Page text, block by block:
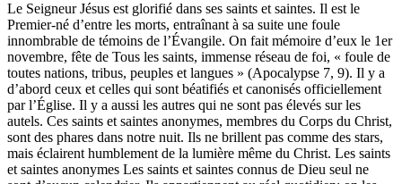
Le Seigneur Jésus est glorifié dans ses saints et saintes. Il est le
Premier-né d’entre les morts, entraînant à sa suite une foule
innombrable de témoins de l’Évangile. On fait mémoire d’eux le 1er
novembre, fête de Tous les saints, immense réseau de foi, « foule de
toutes nations, tribus, peuples et langues » (Apocalypse 7, 9). Il y a
d’abord ceux et celles qui sont béatifiés et canonisés officiellement
par l’Église. Il y a aussi les autres qui ne sont pas élevés sur les
autels. Ces saints et saintes anonymes, membres du Corps du Christ,
sont des phares dans notre nuit. Ils ne brillent pas comme des stars,
mais éclairent humblement de la lumière même du Christ. Les saints
et saintes anonymes Les saints et saintes connus de Dieu seul ne